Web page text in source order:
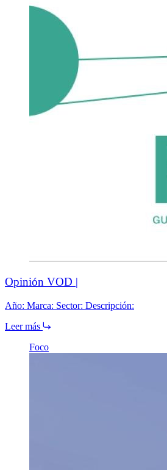
Opinión VOD |
Año: Marca: Sector: Descripción:
Leer más
Foco